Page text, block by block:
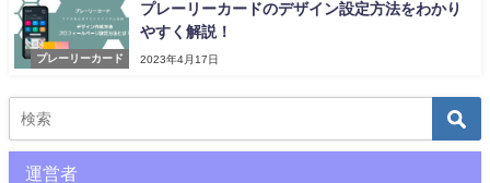
プレーリーカード
プレーリーカードのデザイン設定方法をわかり
やすく解説！
2023年4月17日
運営者